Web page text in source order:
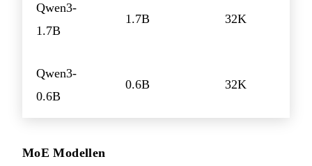
Qwen3-
1.7B
1.7B 32K
Qwen3-
0.6B
0.6B 32K
MoE Modellen